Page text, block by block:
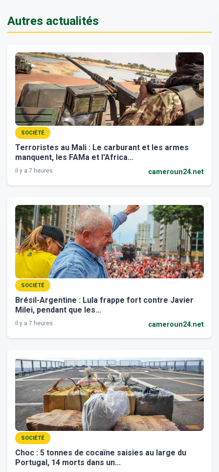
Autres actualités
SOCIÉTÉ
Terroristes au Mali : Le carburant et les armes
manquent, les FAMa et l'Africa...
il y a 7 heures cameroun24.net
SOCIÉTÉ
Brésil-Argentine : Lula frappe fort contre Javier
Milei, pendant que les...
il y a 7 heures cameroun24.net
SOCIÉTÉ
Choc : 5 tonnes de cocaïne saisies au large du
Portugal, 14 morts dans un...